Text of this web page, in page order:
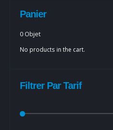
Panier
0 Objet
No products in the cart.
Filtrer Par Tarif